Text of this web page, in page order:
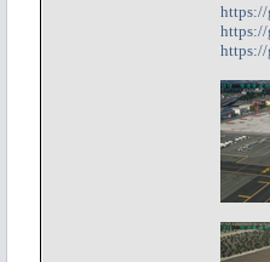
https://
https://
https://